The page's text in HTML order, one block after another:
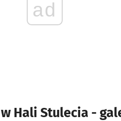
ad
Hali Stulecia -